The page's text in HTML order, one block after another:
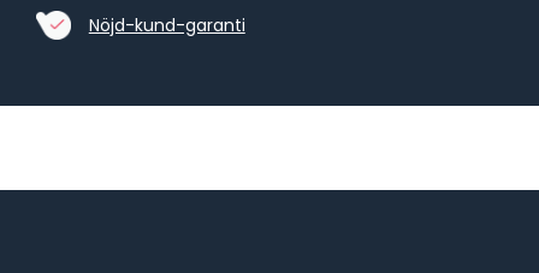
Nöjd-kund-garanti